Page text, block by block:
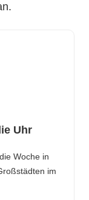
Uhr
Woche in
im